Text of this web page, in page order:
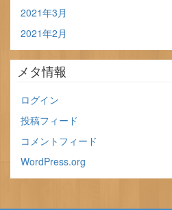
2021年3月
2021年2月
メタ情報
ログイン
投稿フィード
コメントフィード
WordPress.org